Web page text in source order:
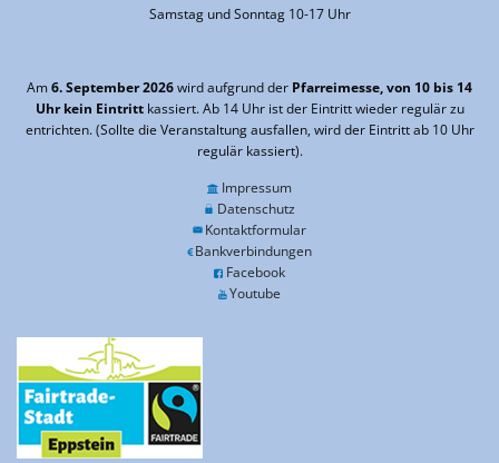
Samstag und Sonntag 10-17 Uhr
Am6. September 2026wird aufgrund der Pfarreimesse, von 10 bis 14
Uhr kein Eintrittkassiert. Ab 14 Uhr ist der Eintritt wieder regulär zu
entrichten. (Sollte die Veranstaltung ausfallen, wird der Eintritt ab 10 Uhr
regulär kassiert).
Impressum
Datenschutz
Kontaktformular
Bankverbindungen
Facebook
Youtube